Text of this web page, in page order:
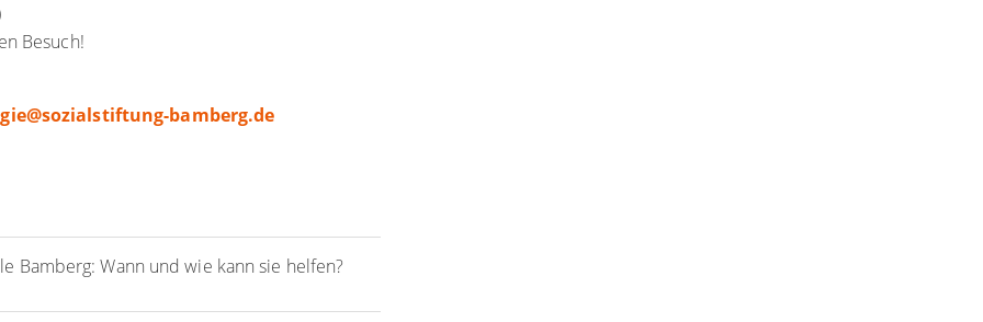
Besuch!
@sozialstiftung-bamberg.de
Bamberg: Wann und wie kann sie helfen?